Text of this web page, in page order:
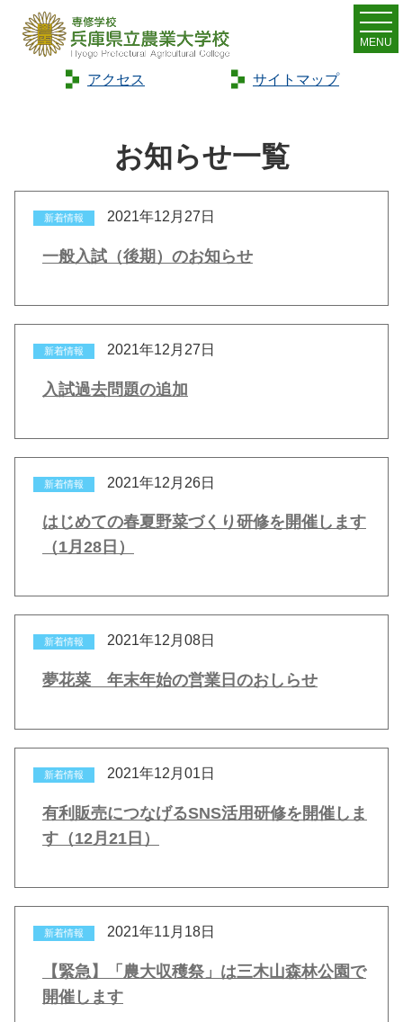
アクセス サイトマップ
MENU
Home> お知らせ
お知らせ一覧
新着情報 2021年12月27日
一般入試（後期）のお知らせ
新着情報 2021年12月27日
入試過去問題の追加
新着情報 2021年12月26日
はじめての春夏野菜づくり研修を開催します
（1月28日）
新着情報 2021年12月08日
夢花菜 年末年始の営業日のおしらせ
新着情報 2021年12月01日
有利販売につなげるSNS活用研修を開催しま
す（12月21日）
新着情報 2021年11月18日
【緊急】「農大収穫祭」は三木山森林公園で
開催します